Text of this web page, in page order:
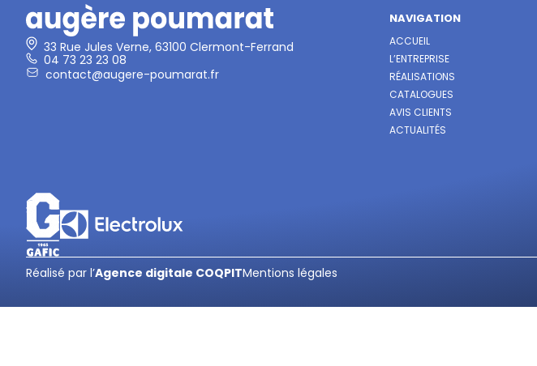
33 Rue Jules Verne, 63100 Clermont-Ferrand
04 73 23 23 08
contact@augere-poumarat.fr
NAVIGATION
ACCUEIL
L’ENTREPRISE
RÉALISATIONS
CATALOGUES
AVIS CLIENTS
ACTUALITÉS
Réalisé par l’Agence digitale COQPITMentions légales